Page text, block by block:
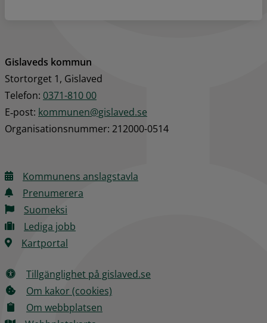
Gislaveds kommun
Stortorget 1, Gislaved
Telefon: 0371-810 00
E‑post: kommunen@gislaved.se
Organisationsnummer: 212000-0514
Kommunens anslagstavla
Prenumerera
Suomeksi
Lediga jobb
Kartportal
Tillgänglighet på gislaved.se
Om kakor (cookies)
Om webbplatsen